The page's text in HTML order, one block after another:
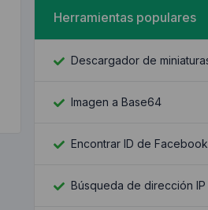
Herramientas populares
Imagen a Base64
Encontrar ID de Facebook
Búsqueda de dirección IP